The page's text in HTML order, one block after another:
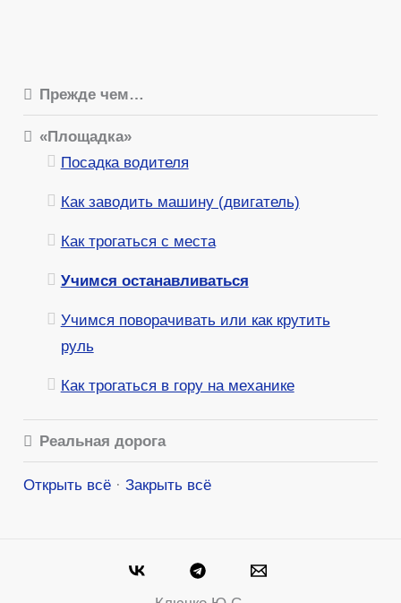
Прежде чем…
«Площадка»
Посадка водителя
Как заводить машину (двигатель)
Как трогаться с места
Учимся останавливаться
Учимся поворачивать или как крутить
руль
Как трогаться в гору на механике
Реальная дорога
Открыть всё · Закрыть всё